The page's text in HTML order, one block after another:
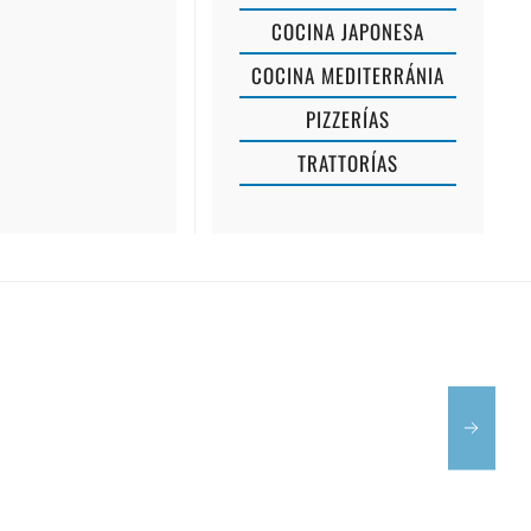
COCINA JAPONESA
COCINA MEDITERRÁNIA
PIZZERÍAS
TRATTORÍAS
MENORCA
TRATTORIA